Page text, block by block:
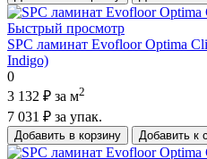
Быстрый просмотр
SPC ламинат Evofloor Optima
Indigo)
0
3 132 ₽ за м2
7 031 ₽ за упак.
Добавить в корзину Добавить к